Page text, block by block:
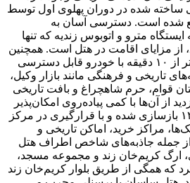
ساخته شده در دوران پهلوی اول توسط
شده است. دسترسی آسان به
مترو و اتوبوس زندیه که تنها
از مزایای اقامت در هتل است. همچنین
مجتمع تجاری زیتون در کمتر از ۱۰ دقیقه با خودرو قابل دسترسی
تاریخی و فرهنگی مانند بازار وکیل،
قوام، حرم شاهچراغ و بافت تاریخی
از آن‌ها با کمی پیاده‌روی امکان‌پذیر
است. این هتل در سال ۱۳۹۷ بازسازی شده و با قرارگیری در مرکز
مراکز خرید، اماکن تاریخی و
از جمله جاذبه‌های شاخص اطراف هتل
ارگ کریم‌خان زند و مجموعه مسجد،
که همگی از طریق بلوار کریم‌خان زند